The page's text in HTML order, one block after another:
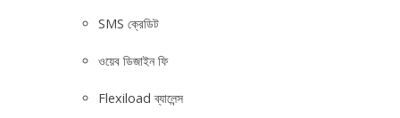
SMS ক্রেডিট
ওয়েব ডিজাইন ফি
Flexiload ব্যালেন্স